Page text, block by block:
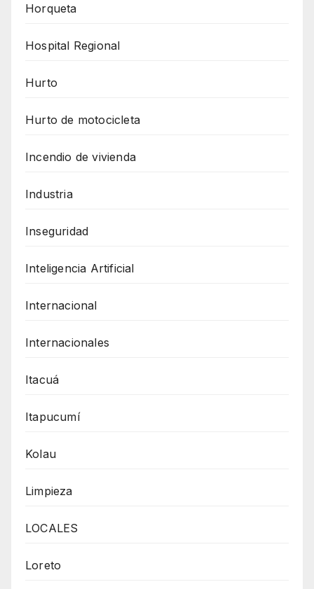
Horqueta
Hospital Regional
Hurto
Hurto de motocicleta
Incendio de vivienda
Industria
Inseguridad
Inteligencia Artificial
Internacional
Internacionales
Itacuá
Itapucumí
Kolau
Limpieza
LOCALES
Loreto